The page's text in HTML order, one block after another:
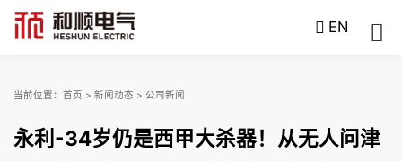
EN
当前位置： 首页 > 新闻动态 > 公司新闻
永利-34岁仍是西甲大杀器！从无人问津